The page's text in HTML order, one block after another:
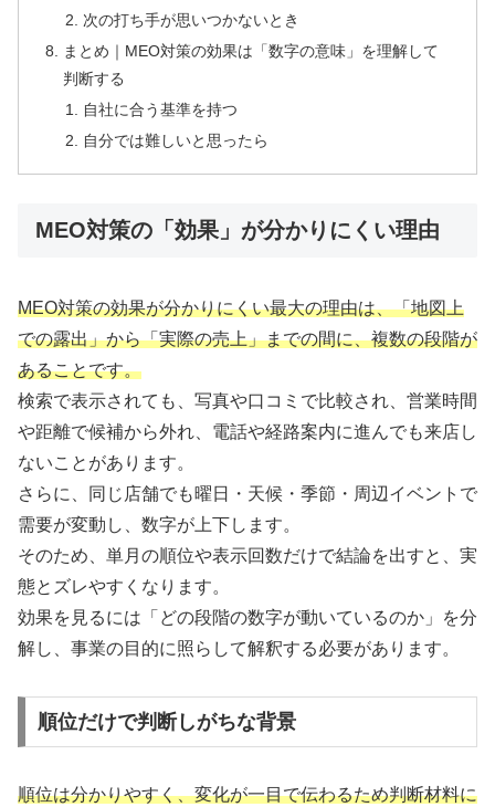
次の打ち手が思いつかないとき
まとめ｜MEO対策の効果は「数字の意味」を理解して
判断する
自社に合う基準を持つ
自分では難しいと思ったら
MEO対策の「効果」が分かりにくい理由
MEO対策の効果が分かりにくい最大の理由は、「地図上
での露出」から「実際の売上」までの間に、複数の段階が
あることです。
検索で表示されても、写真や口コミで比較され、営業時間
や距離で候補から外れ、電話や経路案内に進んでも来店し
ないことがあります。
さらに、同じ店舗でも曜日・天候・季節・周辺イベントで
需要が変動し、数字が上下します。
そのため、単月の順位や表示回数だけで結論を出すと、実
態とズレやすくなります。
効果を見るには「どの段階の数字が動いているのか」を分
解し、事業の目的に照らして解釈する必要があります。
順位だけで判断しがちな背景
順位は分かりやすく、変化が一目で伝わるため判断材料に